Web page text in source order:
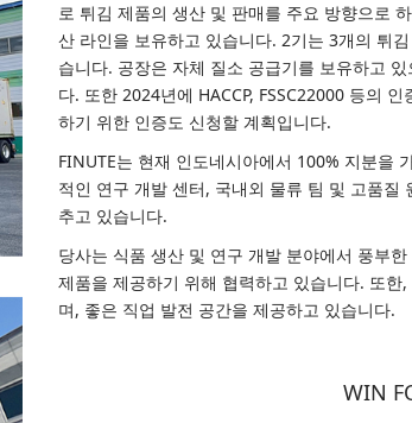
로 튀김 제품의 생산 및 판매를 주요 방향으로
산 라인을 보유하고 있습니다. 2기는 3개의 튀
습니다. 공장은 자체 질소 공급기를 보유하고
다. 또한 2024년에 HACCP, FSSC22000 등의
하기 위한 인증도 신청할 계획입니다.
FINUTE는 현재 인도네시아에서 100% 지분을
적인 연구 개발 센터, 국내외 물류 팀 및 고품질
추고 있습니다.
당사는 식품 생산 및 연구 개발 분야에서 풍부
제품을 제공하기 위해 협력하고 있습니다. 또
며, 좋은 직업 발전 공간을 제공하고 있습니다.
WIN